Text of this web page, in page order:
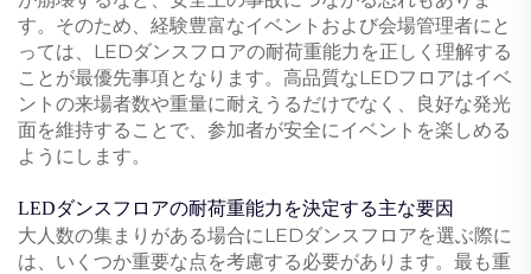
す。そのため、経験豊富なイベントおよび会場管理者にと
っては、LEDダンスフロアの耐荷重能力を正しく理解する
ことが最優先事項となります。高品質なLEDフロアはイベ
ントの来場者数や重量に耐えうるだけでなく、良好な発光
面を維持することで、参加者が安全にイベントを楽しめる
ようにします。
LEDダンスフロアの耐荷重能力を決定する主な要因
大人数の集まりがある場合にLEDダンスフロアを選ぶ際に
は、いくつか重要な点を考慮する必要があります。最も重